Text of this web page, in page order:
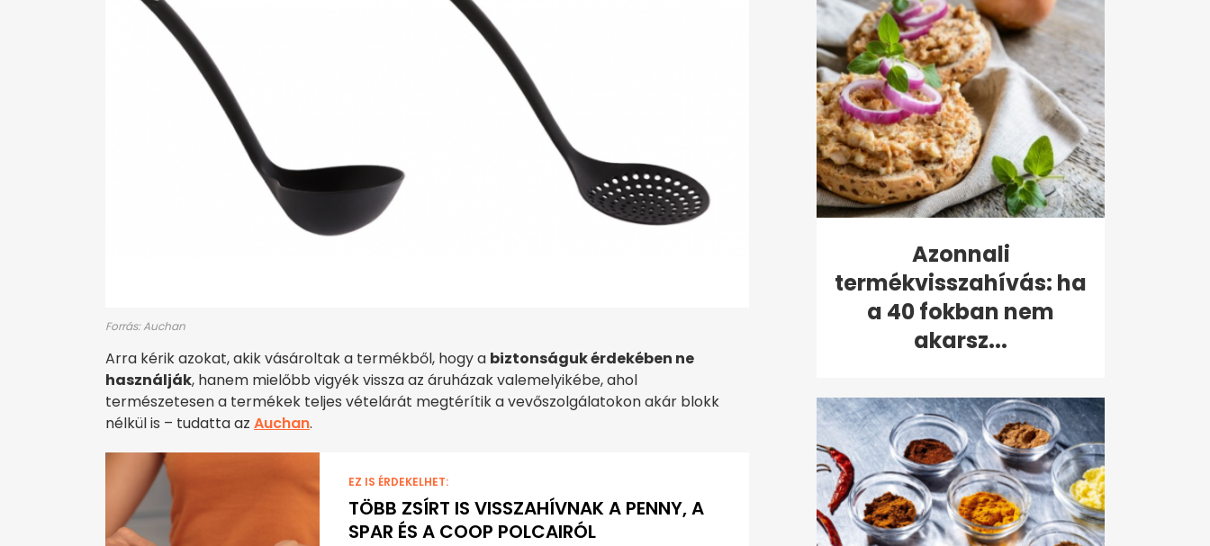
Forrás: Auchan
Arra kérik azokat, akik vásároltak a termékből, hogy a biztonságuk érdekében ne
használják, hanem mielőbb vigyék vissza az áruházak valemelyikébe, ahol
természetesen a termékek teljes vételárát megtérítik a vevőszolgálatokon akár blokk
nélkül is – tudatta az Auchan.
EZ IS ÉRDEKELHET:
TÖBB ZSÍRT IS VISSZAHÍVNAK A PENNY, A
SPAR ÉS A COOP POLCAIRÓL
Azonnali
termékvisszahívás: ha
a 40 fokban nem
akarsz...